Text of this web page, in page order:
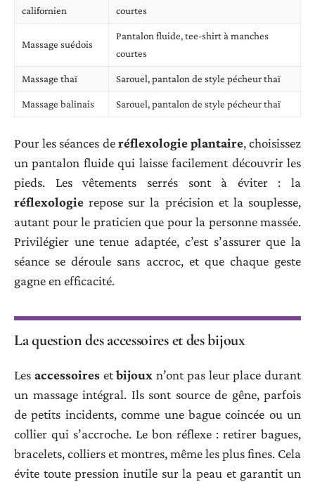
californien
courtes
Massage suédois
Pantalon fluide, tee-shirt à manches
courtes
Massage thaï Sarouel, pantalon de style pécheur thaï
Massage balinais Sarouel, pantalon de style pécheur thaï
Pour les séances deréflexologie plantaire, choisissez
un pantalon fluide qui laisse facilement découvrir les
pieds. Les vêtements serrés sont à éviter : la
réflexologie repose sur la précision et la souplesse,
autant pour le praticien que pour la personne massée.
Privilégier une tenue adaptée, c’est s’assurer que la
séance se déroule sans accroc, et que chaque geste
gagne en efficacité.
La question des accessoires et des bijoux
Les accessoiresetbijoux n’ont pas leur place durant
un massage intégral. Ils sont source de gêne, parfois
de petits incidents, comme une bague coincée ou un
collier qui s’accroche. Le bon réflexe : retirer bagues,
bracelets, colliers et montres, même les plus fines. Cela
évite toute pression inutile sur la peau et garantit un